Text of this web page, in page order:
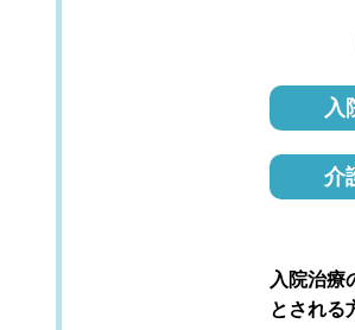
入
介
入院治療
とされる